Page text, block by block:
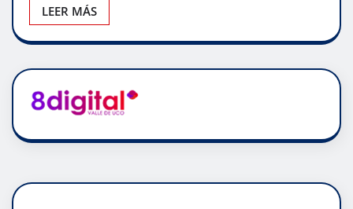
LEER MÁS